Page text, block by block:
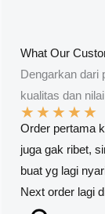
What Our
Dengarkan dari
kualitas dan
★★★★★
Order pertama
juga gak ribet,
buat yg lagi
Next order lagi